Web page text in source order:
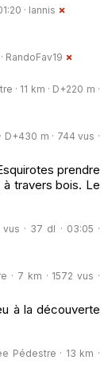
· Iannis
RandoFav19
· 11 km · D+220 m ·
D+430 m · 744 vus ·
prendre
travers bois. Le
· 37 dl · 03:05 ·
· 7 km · 1572 vus ·
à la découverte
Pédestre · 13 km ·